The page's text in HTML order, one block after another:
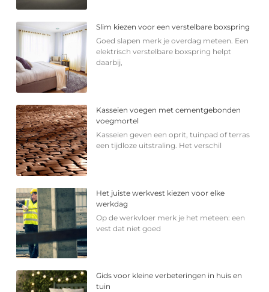
Slim kiezen voor een verstelbare boxspring
Goed slapen merk je overdag meteen. Een
elektrisch verstelbare boxspring helpt
daarbij,
Kasseien voegen met cementgebonden
voegmortel
Kasseien geven een oprit, tuinpad of terras
een tijdloze uitstraling. Het verschil
Het juiste werkvest kiezen voor elke
werkdag
Op de werkvloer merk je het meteen: een
vest dat niet goed
Gids voor kleine verbeteringen in huis en
tuin